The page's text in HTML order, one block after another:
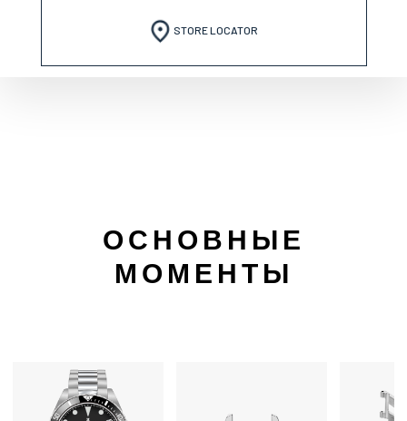
STORE LOCATOR
ОСНОВНЫЕ
МОМЕНТЫ